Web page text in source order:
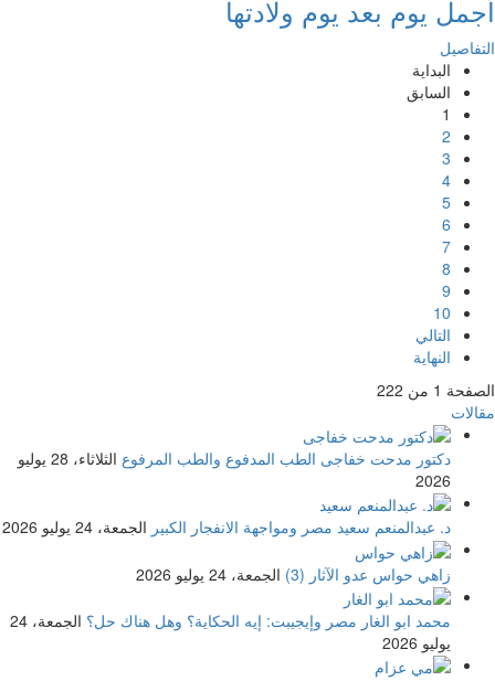
أجمل يوم بعد يوم ولادتها
التفاصيل
البداية
السابق
1
2
3
4
5
6
7
8
9
10
التالي
النهاية
الصفحة 1 من 222
مقالات
دكتور مدحت خفاجى الطب المدفوع والطب المرفوع
الثلاثاء، 28 يوليو
2026
د. عبدالمنعم سعيد مصر ومواجهة الانفجار الكبير الجمعة، 24 يوليو 2026
زاهي حواس عدو الآثار (3) الجمعة، 24 يوليو 2026
محمد ابو الغار مصر وإيجيبت: إيه الحكاية؟ وهل هناك حل؟
الجمعة، 24
يوليو 2026